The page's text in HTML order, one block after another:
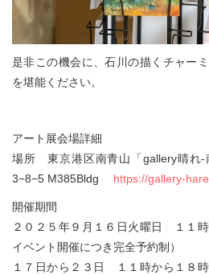
是非この機会に、石川の描くチャー
を堪能ください。
アート展会場詳細
場所 東京港区南青山「gallery晴れ-
3−8−5 M385Bldg https://gallery-
開催期間
２０２５年９月１６日火曜日 １１
イベント開催につき完全予約制）
１７日から２３日 １１時から１８